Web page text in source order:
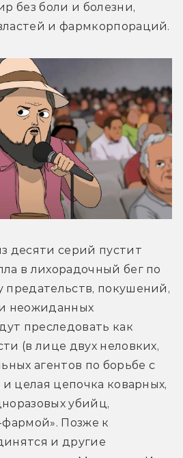
без боли и болезни,
и фармкорпораций.
десяти серий пустит
в лихорадочный бег по
покушений,
неожиданных
преследовать как
(в лице двух неловких,
агентов по борьбе с
целая цепочка коварных,
убийц,
Позже к
и другие